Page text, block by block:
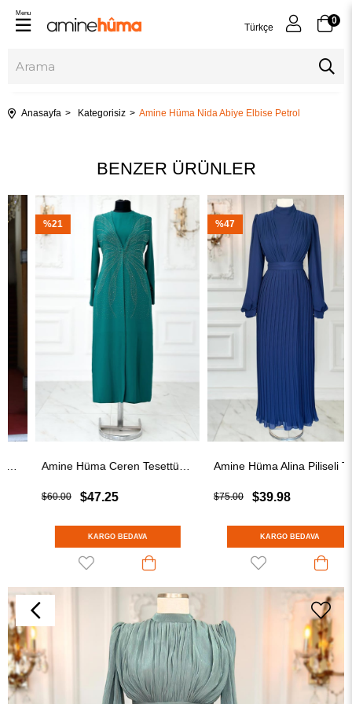
Türkçe
0
Menu
Anasayfa Kategorisiz Amine Hüma Nida Abiye Elbise Petrol
BENZER ÜRÜNLER
Amine Hüma Ceren Tesettür Abiye Zümrüt
$47.25
$60.00
KARGO BEDAVA
Amine Hüma Alina Piliseli Tesettür Abiye Lacivert
$39.98
$75.00
KARGO BEDAVA
%47